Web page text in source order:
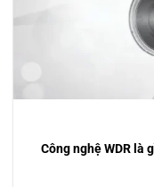
Công nghệ WDR là